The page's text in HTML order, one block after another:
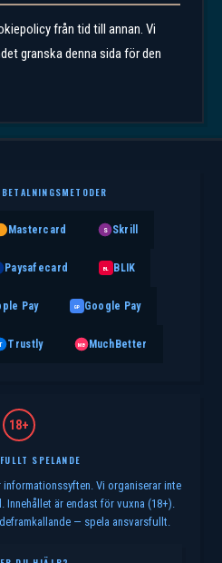
från tid till annan. Vi
granska denna sida för den
Mastercard S Skrill
Paysafecard BL BLIK
Pay GP Google Pay
Trustly MB MuchBetter
18+
SPELANDE
Vi organiserar inte
Innehållet är endast för vuxna (18+).
— spela ansvarsfullt.